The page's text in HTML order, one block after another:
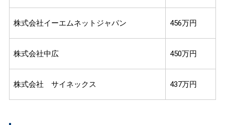
株式会社イーエムネットジャパン 456万円
株式会社中広 450万円
株式会社 サイネックス 437万円